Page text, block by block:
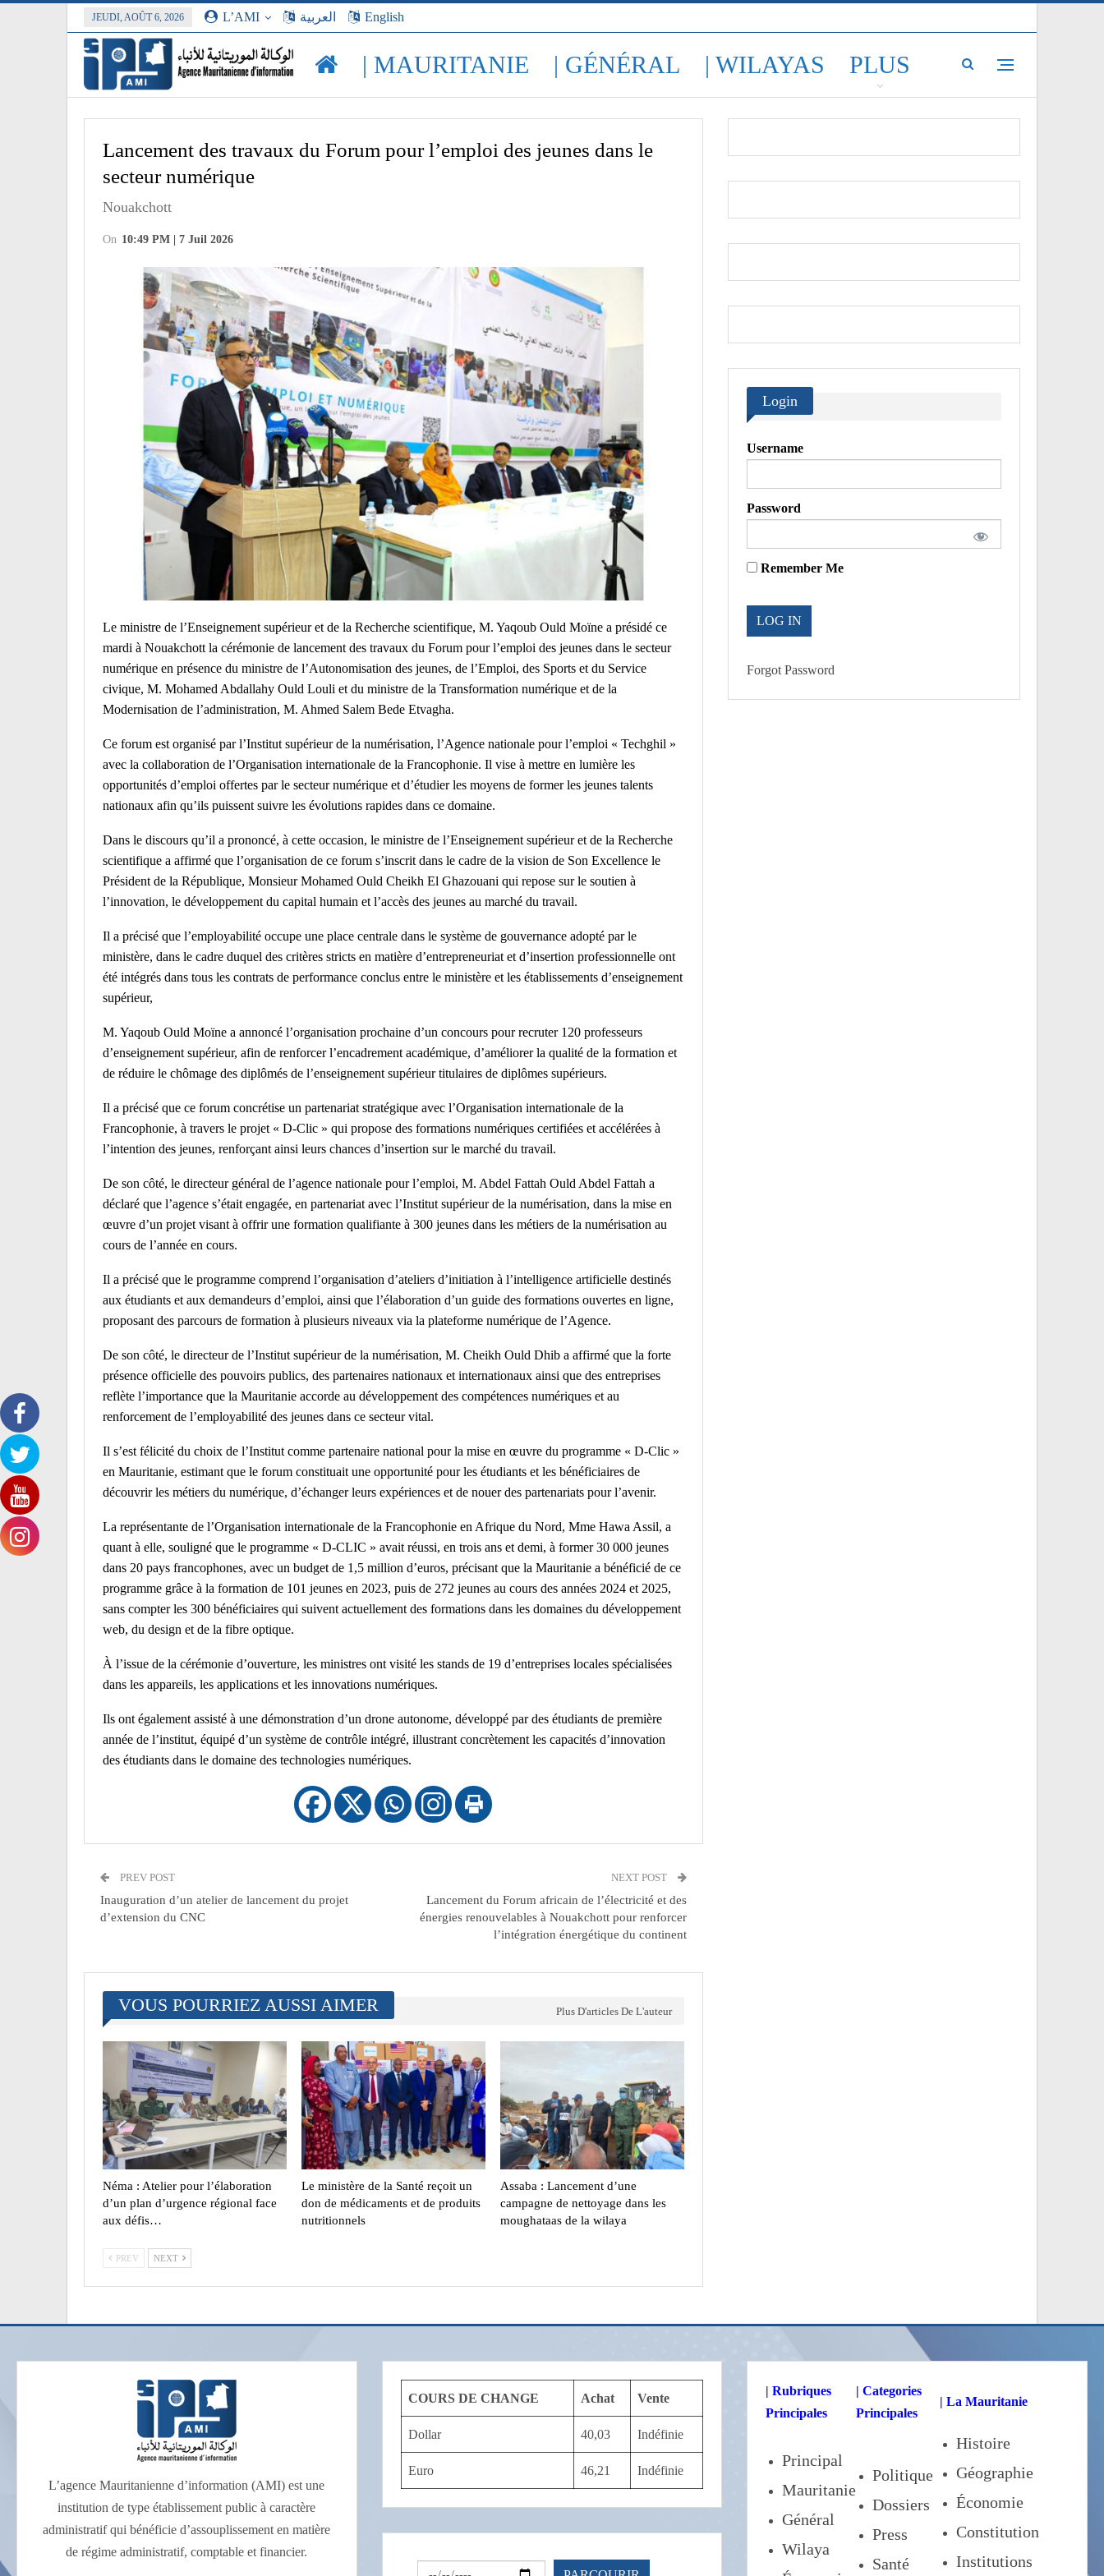
JEUDI, AOÛT 6, 2026 L’AMI العربية English
| MAURITANIE | GÉNÉRAL | WILAYAS PLUS
Lancement des travaux du Forum pour l’emploi des jeunes dans le
secteur numérique
Nouakchott
On 10:49 PM | 7 Juil 2026
Le ministre de l’Enseignement supérieur et de la Recherche scientifique, M. Yaqoub Ould Moïne a présidé ce
mardi à Nouakchott la cérémonie de lancement des travaux du Forum pour l’emploi des jeunes dans le secteur
numérique en présence du ministre de l’Autonomisation des jeunes, de l’Emploi, des Sports et du Service
civique, M. Mohamed Abdallahy Ould Louli et du ministre de la Transformation numérique et de la
Modernisation de l’administration, M. Ahmed Salem Bede Etvagha.
Ce forum est organisé par l’Institut supérieur de la numérisation, l’Agence nationale pour l’emploi « Techghil »
avec la collaboration de l’Organisation internationale de la Francophonie. Il vise à mettre en lumière les
opportunités d’emploi offertes par le secteur numérique et d’étudier les moyens de former les jeunes talents
nationaux afin qu’ils puissent suivre les évolutions rapides dans ce domaine.
Dans le discours qu’il a prononcé, à cette occasion, le ministre de l’Enseignement supérieur et de la Recherche
scientifique a affirmé que l’organisation de ce forum s’inscrit dans le cadre de la vision de Son Excellence le
Président de la République, Monsieur Mohamed Ould Cheikh El Ghazouani qui repose sur le soutien à
l’innovation, le développement du capital humain et l’accès des jeunes au marché du travail.
Il a précisé que l’employabilité occupe une place centrale dans le système de gouvernance adopté par le
ministère, dans le cadre duquel des critères stricts en matière d’entrepreneuriat et d’insertion professionnelle ont
été intégrés dans tous les contrats de performance conclus entre le ministère et les établissements d’enseignement
supérieur,
M. Yaqoub Ould Moïne a annoncé l’organisation prochaine d’un concours pour recruter 120 professeurs
d’enseignement supérieur, afin de renforcer l’encadrement académique, d’améliorer la qualité de la formation et
de réduire le chômage des diplômés de l’enseignement supérieur titulaires de diplômes supérieurs.
Il a précisé que ce forum concrétise un partenariat stratégique avec l’Organisation internationale de la
Francophonie, à travers le projet « D-Clic » qui propose des formations numériques certifiées et accélérées à
l’intention des jeunes, renforçant ainsi leurs chances d’insertion sur le marché du travail.
De son côté, le directeur général de l’agence nationale pour l’emploi, M. Abdel Fattah Ould Abdel Fattah a
déclaré que l’agence s’était engagée, en partenariat avec l’Institut supérieur de la numérisation, dans la mise en
œuvre d’un projet visant à offrir une formation qualifiante à 300 jeunes dans les métiers de la numérisation au
cours de l’année en cours.
Il a précisé que le programme comprend l’organisation d’ateliers d’initiation à l’intelligence artificielle destinés
aux étudiants et aux demandeurs d’emploi, ainsi que l’élaboration d’un guide des formations ouvertes en ligne,
proposant des parcours de formation à plusieurs niveaux via la plateforme numérique de l’Agence.
De son côté, le directeur de l’Institut supérieur de la numérisation, M. Cheikh Ould Dhib a affirmé que la forte
présence officielle des pouvoirs publics, des partenaires nationaux et internationaux ainsi que des entreprises
reflète l’importance que la Mauritanie accorde au développement des compétences numériques et au
renforcement de l’employabilité des jeunes dans ce secteur vital.
Il s’est félicité du choix de l’Institut comme partenaire national pour la mise en œuvre du programme « D-Clic »
en Mauritanie, estimant que le forum constituait une opportunité pour les étudiants et les bénéficiaires de
découvrir les métiers du numérique, d’échanger leurs expériences et de nouer des partenariats pour l’avenir.
La représentante de l’Organisation internationale de la Francophonie en Afrique du Nord, Mme Hawa Assil, a
quant à elle, souligné que le programme « D-CLIC » avait réussi, en trois ans et demi, à former 30 000 jeunes
dans 20 pays francophones, avec un budget de 1,5 million d’euros, précisant que la Mauritanie a bénéficié de ce
programme grâce à la formation de 101 jeunes en 2023, puis de 272 jeunes au cours des années 2024 et 2025,
sans compter les 300 bénéficiaires qui suivent actuellement des formations dans les domaines du développement
web, du design et de la fibre optique.
À l’issue de la cérémonie d’ouverture, les ministres ont visité les stands de 19 d’entreprises locales spécialisées
dans les appareils, les applications et les innovations numériques.
Ils ont également assisté à une démonstration d’un drone autonome, développé par des étudiants de première
année de l’institut, équipé d’un système de contrôle intégré, illustrant concrètement les capacités d’innovation
des étudiants dans le domaine des technologies numériques.
PREV POST
Inauguration d’un atelier de lancement du projet
d’extension du CNC
NEXT POST
Lancement du Forum africain de l’électricité et des
énergies renouvelables à Nouakchott pour renforcer
l’intégration énergétique du continent
VOUS POURRIEZ AUSSI AIMER Plus D'articles De L'auteur
Néma : Atelier pour l’élaboration
d’un plan d’urgence régional face
aux défis…
Le ministère de la Santé reçoit un
don de médicaments et de produits
nutritionnels
Assaba : Lancement d’une
campagne de nettoyage dans les
moughataas de la wilaya
PREV NEXT
Login
Username
Password
Remember Me
Forgot Password
L’agence Mauritanienne d’information (AMI) est une
institution de type établissement public à caractère
administratif qui bénéficie d’assouplissement en matière
de régime administratif, comptable et financier.
COURS DE CHANGE Achat Vente
Dollar 40,03 Indéfinie
Euro 46,21 Indéfinie
| Rubriques
Principales
| Categories
Principales
| La Mauritanie
Principal
Mauritanie
Général
Wilaya
Politique
Dossiers
Press
Santé
Histoire
Géographie
Économie
Constitution
Institutions